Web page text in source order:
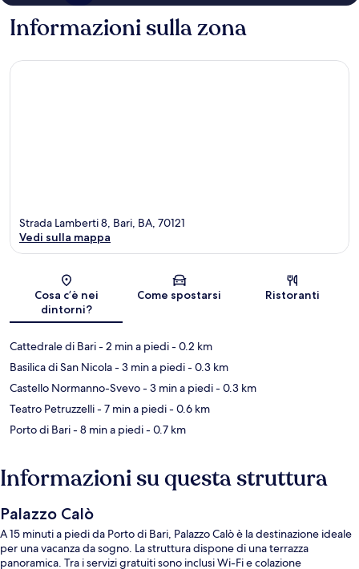
Informazioni sulla zona
Mappa
Strada Lamberti 8, Bari, BA, 70121
Vedi sulla mappa
Cosa c’è nei
dintorni?
Come spostarsi Ristoranti
Cattedrale di Bari- 2 min a piedi- 0.2 km
Basilica di San Nicola- 3 min a piedi- 0.3 km
Castello Normanno-Svevo- 3 min a piedi- 0.3 km
Teatro Petruzzelli- 7 min a piedi- 0.6 km
Porto di Bari- 8 min a piedi- 0.7 km
Informazioni su questa struttura
Palazzo Calò
A 15 minuti a piedi da Porto di Bari, Palazzo Calò è la destinazione ideale
per una vacanza da sogno. La struttura dispone di una terrazza
panoramica. Tra i servizi gratuiti sono inclusi Wi-Fi e colazione